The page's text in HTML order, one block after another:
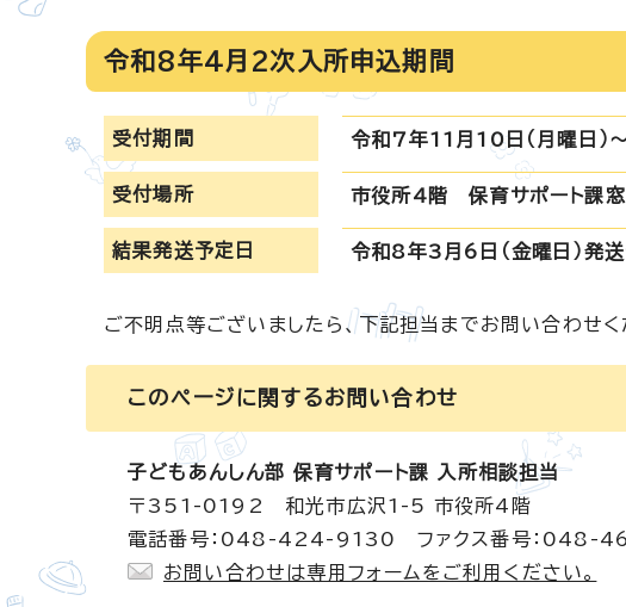
令和8年4月2次入所申込期間
受付期間 令和7年11月10日（月曜日）
受付場所 市役所4階 保育サポート課窓
結果発送予定日 令和8年3月6日（金曜日）発送
ご不明点等ございましたら、下記担当までお問い合わせく
このページに関するお問い合わせ
子どもあんしん部 保育サポート課 入所相談担当
〒351-0192 和光市広沢1-5 市役所4階
電話番号：048-424-9130 ファクス番号：048-
お問い合わせは専用フォームをご利用ください。